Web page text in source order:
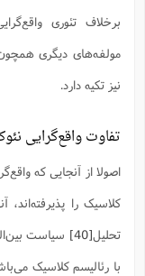
برخلاف تئوری
مولفه‌های دیگری
نیز تکیه دارد.
تفاوت واقع‌گرایی
اصولا از آنجایی که
کلاسیک را
تحلیل [40]
سیاست
با رئالیسم کلاسیک